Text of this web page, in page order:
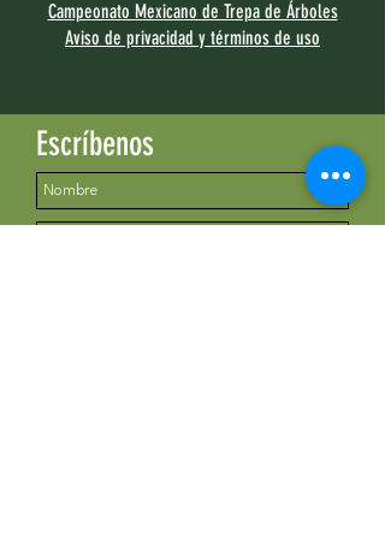
Campeonato Mexicano de Trepa de Árboles
Aviso de privacidad y términos de uso
Escríbenos